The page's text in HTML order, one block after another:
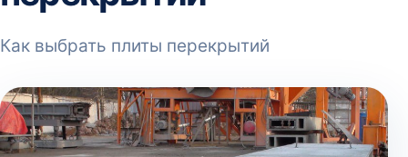
Как выбрать плиты перекрытий